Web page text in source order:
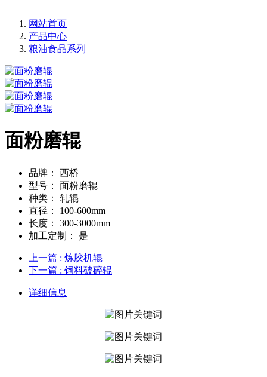
网站首页
产品中心
粮油食品系列
面粉磨辊
品牌：
西桥
型号：
面粉磨辊
种类：
轧辊
直径：
100-600mm
长度：
300-3000mm
加工定制：
是
上一篇 : 炼胶机辊
下一篇 : 饲料破碎辊
详细信息